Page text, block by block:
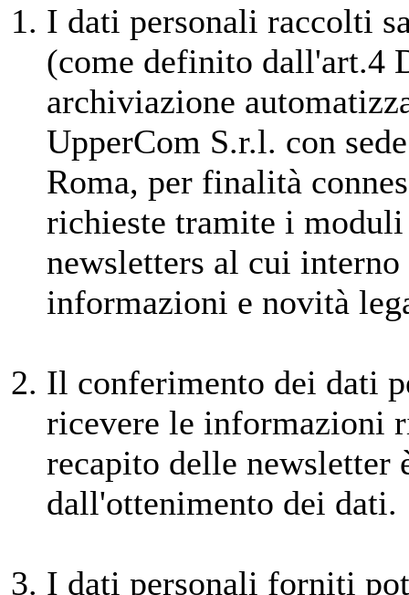
I dati personali raccolti
(come definito dall'art.4
archiviazione
UpperCom S.r.l. con
Roma, per finalità
richieste tramite i
newsletters al cui
informazioni e novità
Il conferimento dei dati
ricevere le informazioni
recapito delle newsletter
dall'ottenimento dei dati.
I dati personali forniti